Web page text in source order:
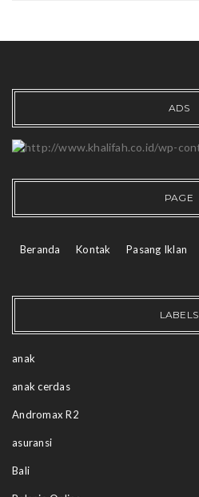
ADS
PAGE
Beranda Kontak Pasang Iklan
LABELS
anak
anak cerdas
Andromax R2
asuransi
Bali